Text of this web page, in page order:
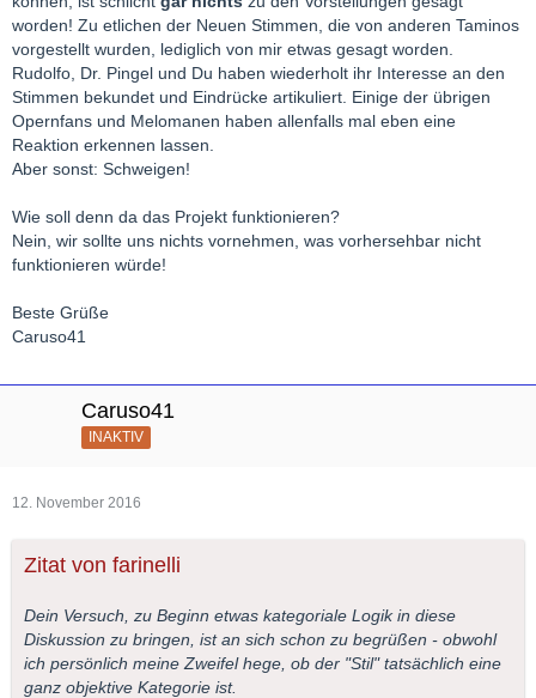
worden! Zu etlichen der Neuen Stimmen, die von anderen Taminos
vorgestellt wurden, lediglich von mir etwas gesagt worden.
Rudolfo, Dr. Pingel und Du haben wiederholt ihr Interesse an den
Stimmen bekundet und Eindrücke artikuliert. Einige der übrigen
Opernfans und Melomanen haben allenfalls mal eben eine
Reaktion erkennen lassen.
Aber sonst: Schweigen!
Wie soll denn da das Projekt funktionieren?
Nein, wir sollte uns nichts vornehmen, was vorhersehbar nicht
funktionieren würde!
Beste Grüße
Caruso41
Caruso41
INAKTIV
12. November 2016
Zitat von farinelli
Dein Versuch, zu Beginn etwas kategoriale Logik in diese
Diskussion zu bringen, ist an sich schon zu begrüßen - obwohl
ich persönlich meine Zweifel hege, ob der "Stil" tatsächlich eine
ganz objektive Kategorie ist.